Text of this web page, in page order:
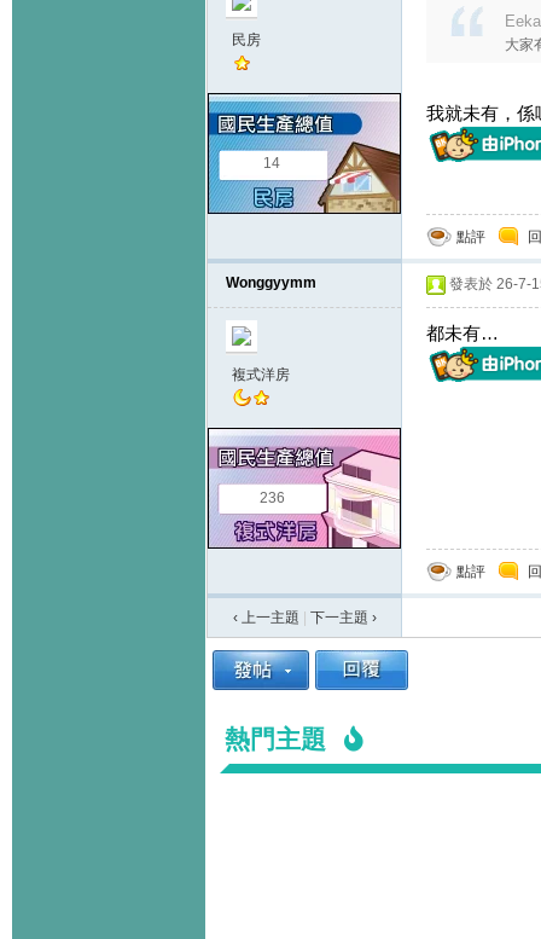
民房
14
大家
我就未有，係
點評
Wonggyymm
複式洋房
236
發表於 26-7-
都未有…
點評
‹ 上一主題 下一主題 ›
熱門主題